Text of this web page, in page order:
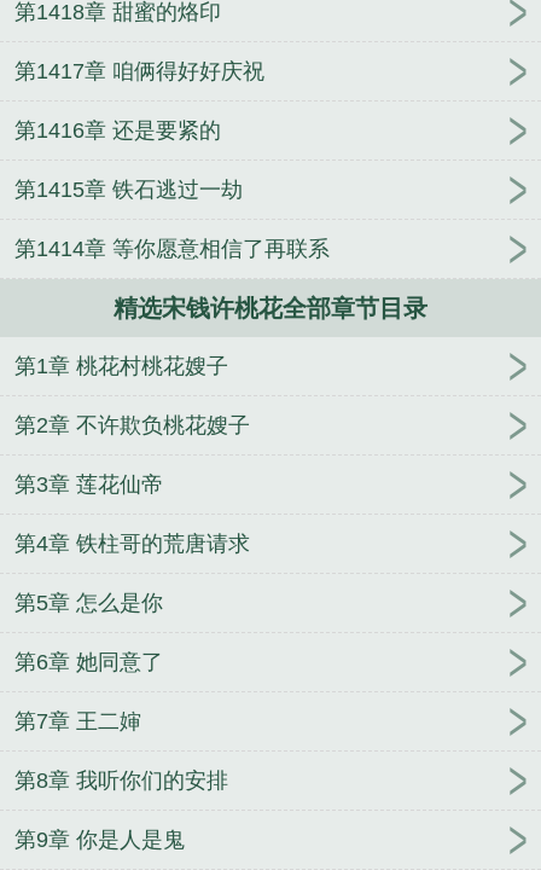
第1418章 甜蜜的烙印
第1417章 咱俩得好好庆祝
第1416章 还是要紧的
第1415章 铁石逃过一劫
第1414章 等你愿意相信了再联系
精选宋钱许桃花全部章节目录
第1章 桃花村桃花嫂子
第2章 不许欺负桃花嫂子
第3章 莲花仙帝
第4章 铁柱哥的荒唐请求
第5章 怎么是你
第6章 她同意了
第7章 王二婶
第8章 我听你们的安排
第9章 你是人是鬼